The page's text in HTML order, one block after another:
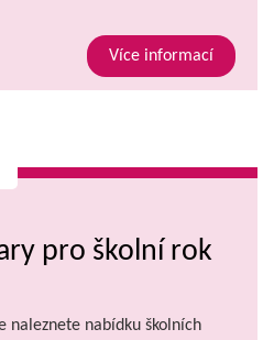
Více informací
pro školní rok
naleznete nabídku školních